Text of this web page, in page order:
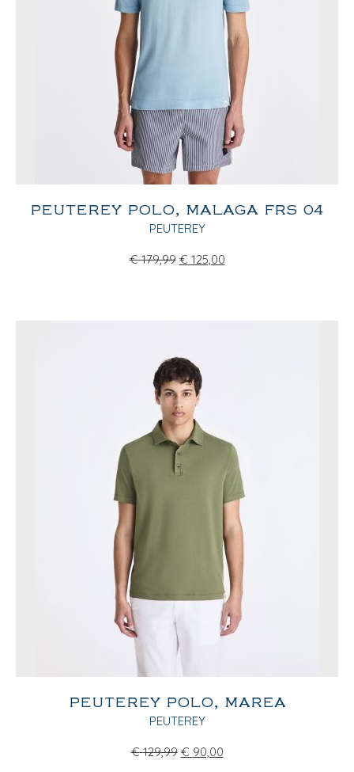
PEUTEREY POLO, MALAGA FRS 04
PEUTEREY
€ 179,99 € 125,00
PEUTEREY POLO, MAREA
PEUTEREY
€ 129,99 € 90,00